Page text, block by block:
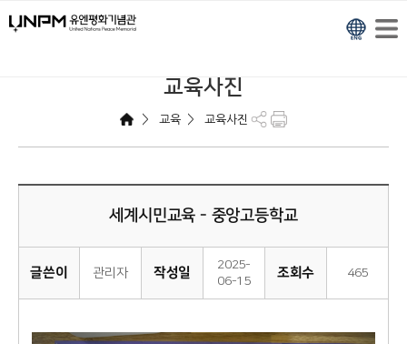
교육사진
> 교육> 교육사진
세계시민교육 - 중앙고등학교
글쓴이 관리자 작성일
2025-
06-15
조회수 465